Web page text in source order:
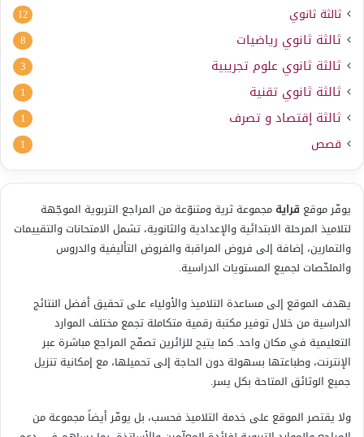
ثالثة ثانوي 12
ثالثة ثانوي رياضيات 8
ثالثة ثانوي علوم تجريبية 3
ثالثة ثانوي تقنية 1
ثالثة إقتصاد و تصرف 1
قصص 1
يوفّر موقع قرايةمجموعة ثرية ومتنوّعة من المراجع التربوية الموجّهة
لتلاميذ المرحلة الابتدائية والإعدادية والثانوية، تشمل الامتحانات والتقييمات
والتمارين، إضافة إلى فروض المراقبة والفروض التأليفية والدروس
والملخّصات لجميع المستويات الدراسية.
يهدف الموقع إلى مساعدة التلاميذ والأولياء على تحقيق أفضل النتائج
الدراسية من خلال توفير مكتبة رقمية متكاملة تجمع مختلف الموارد
التعليمية في مكان واحد. كما يتيح للزائرين تصفّح المراجع مباشرة عبر
الإنترنت، وطباعتها بسهولة دون الحاجة إلى تحميلها، مع إمكانية تنزيل
جميع الوثائق المتاحة بكل يسر.
ولا يقتصر الموقع على خدمة التلاميذ فحسب، بل يوفّر أيضاً مجموعة من